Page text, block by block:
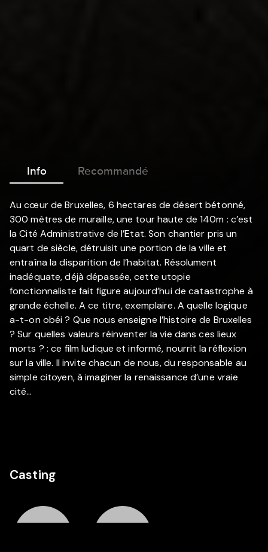
Info Recommandé
Au cœur de Bruxelles, 6 hectares de désert bétonné,
300 mètres de muraille, une tour haute de 140m : c’est
la Cité Administrative de l’Etat. Son chantier pris un
quart de siècle, détruisit une portion de la ville et
entraîna la disparition de l’habitat. Résolument
inadéquate, déjà dépassée, cette utopie
fonctionnaliste fait figure aujourd’hui de catastrophe à
grande échelle. A ce titre, exemplaire. A quelle logique
a-t-on obéi ? Que nous enseigne l’histoire de Bruxelles
? Sur quelles valeurs réinventer la vie dans ces lieux
morts ? : ce film ludique et informé, nourrit la réflexion
sur la ville. Il invite chacun de nous, du responsable au
simple citoyen, à imaginer la renaissance d’une vraie
cité…
Casting